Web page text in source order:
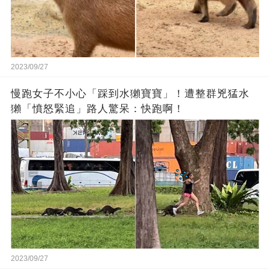
2023/09/27
慢跑女子不小心「踩到水獺寶寶」！遭整群兇猛水
獺「憤怒緊追」路人驚呆：快跑啊！
2023/09/27